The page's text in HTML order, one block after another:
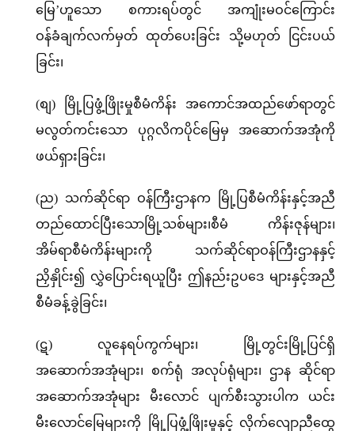
မြေ’ဟူသော စကားရပ်တွင် အကျုံးမဝင်ကြောင်း
ဝန်ခံချက်လက်မှတ် ထုတ်ပေးခြင်း သို့မဟုတ် ငြင်းပယ်
ခြင်း၊
(စျ) မြို့ပြဖွံ့ဖြိုးမှုစီမံကိန်း အကောင်အထည်ဖော်ရာတွင်
မလွတ်ကင်းသော ပုဂ္ဂလိကပိုင်မြေမှ အဆောက်အအုံကို
ဖယ်ရှားခြင်း၊
(ည) သက်ဆိုင်ရာ ဝန်ကြီးဌာနက မြို့ပြစီမံကိန်းနှင့်အညီ
တည်ထောင်ပြီးသောမြို့သစ်များ၊စီမံ ကိန်းဇုန်များ၊
အိမ်ရာစီမံကိန်းများကို သက်ဆိုင်ရာဝန်ကြီးဌာနနှင့်
ညှိနှိုင်း၍ လွှဲပြောင်းရယူပြီး ဤနည်းဥပဒေ များနှင့်အညီ
စီမံခန့်ခွဲခြင်း၊
(ဋ) လူနေရပ်ကွက်များ၊ မြို့တွင်းမြို့ပြင်ရှိ
အဆောက်အအုံများ၊ စက်ရုံ အလုပ်ရုံများ၊ ဌာန ဆိုင်ရာ
အဆောက်အအုံများ မီးလောင် ပျက်စီးသွားပါက ယင်း
မီးလောင်မြေများကို မြို့ပြဖွံ့ဖြိုးမှုနှင့် လိုက်လျောညီထွေ